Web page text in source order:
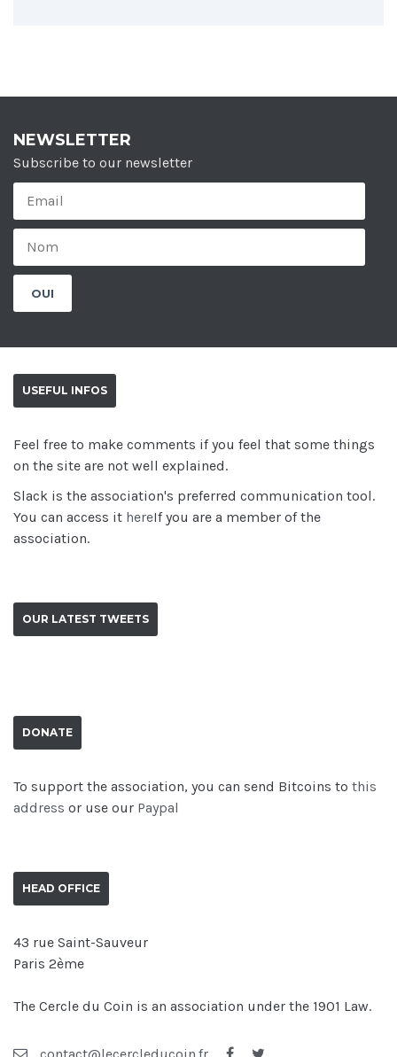
NEWSLETTER
Subscribe to our newsletter
USEFUL INFOS
Feel free to make comments if you feel that some things
on the site are not well explained.
Slack is the association's preferred communication tool.
You can access it hereIf you are a member of the
association.
OUR LATEST TWEETS
DONATE
To support the association, you can send Bitcoins to this
address or use our Paypal
HEAD OFFICE
43 rue Saint-Sauveur
Paris 2ème
The Cercle du Coin is an association under the 1901 Law.